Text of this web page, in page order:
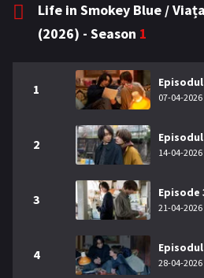
Life in Smokey Blue /
(2026) - Season 1
1
07-04-2026
2
14-04-2026
3 Episode
21-04-2026
4
28-04-2026